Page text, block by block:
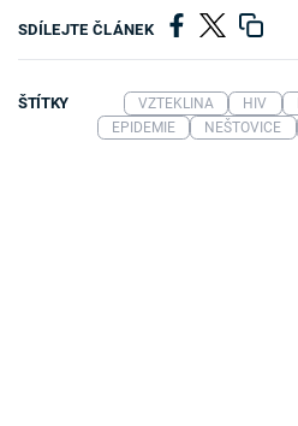
SDÍLEJTE ČLÁNEK
ŠTÍTKY VZTEKLINA HIV
EPIDEMIE
NEŠTOVICE